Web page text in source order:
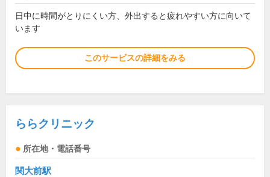
日中に時間がとりにくい方、外出すると疲れやすい方に向いて
います
このサービスの詳細をみる
ららクリニック
所在地・電話番号
関大前駅